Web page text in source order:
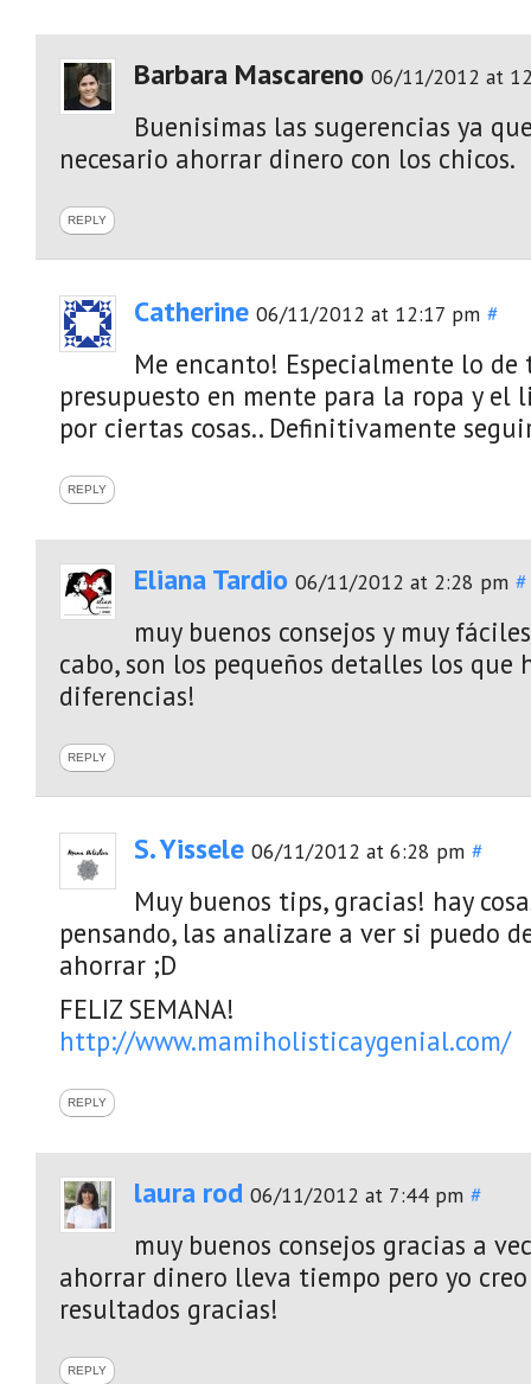
Barbara Mascareno 06/11/2012 at
Buenisimas las sugerencias ya
necesario ahorrar dinero con los chicos.
REPLY
Catherine 06/11/2012 at 12:17 pm #
Me encanto! Especialmente lo de
presupuesto en mente para la ropa y el
por ciertas cosas.. Definitivamente
REPLY
Eliana Tardio 06/11/2012 at 2:28 pm #
muy buenos consejos y muy
cabo, son los pequeños detalles los que
diferencias!
REPLY
S. Yissele 06/11/2012 at 6:28 pm #
Muy buenos tips, gracias! hay
pensando, las analizare a ver si puedo
ahorrar ;D
FELIZ SEMANA!
http://www.mamiholisticaygenial.com/
REPLY
laura rod 06/11/2012 at 7:44 pm #
muy buenos consejos gracias a
ahorrar dinero lleva tiempo pero yo
resultados gracias!
REPLY